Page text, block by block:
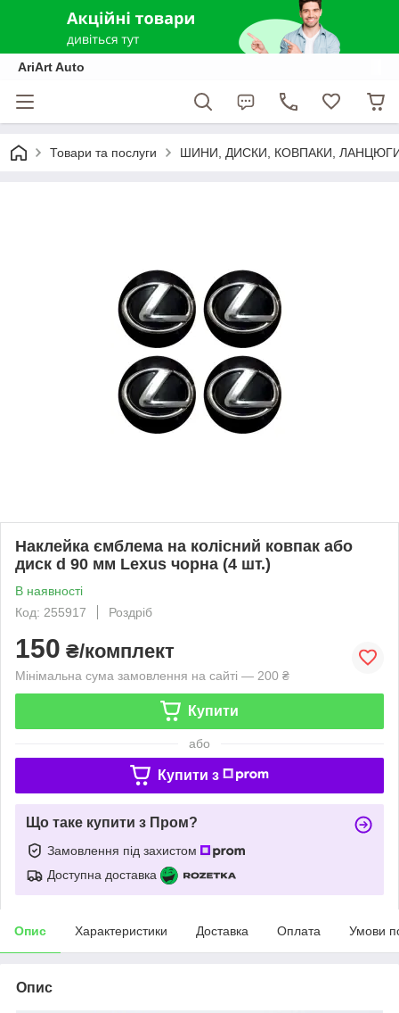
AriArt Auto
Товари та послуги ШИНИ, ДИСКИ, КОВПАКИ,
Наклейка ємблема на колісний ковпак або
диск d 90 мм Lexus чорна (4 шт.)
В наявності
Код: 255917
Роздріб
150 ₴/комплект
Мінімальна сума замовлення на сайті — 200 ₴
Купити
або
Купити з
Що таке купити з Пром?
Замовлення під захистом
Доступна доставка
Опис Характеристики Доставка Оплата Умови
Опис